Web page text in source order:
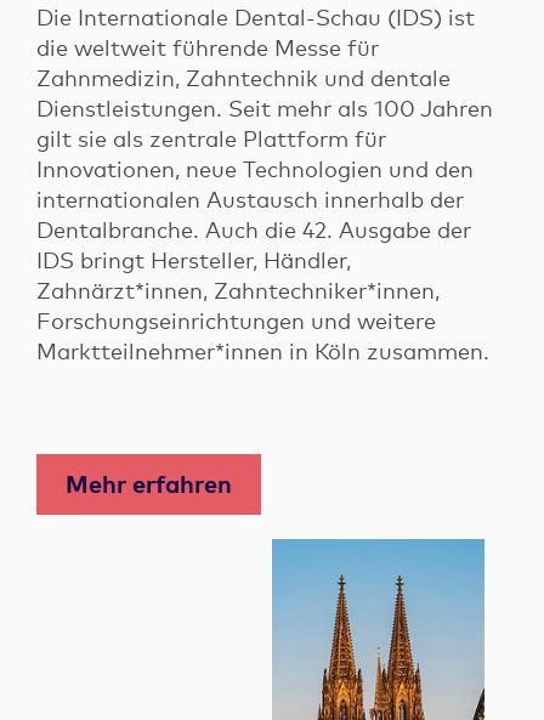
Die Internationale Dental-Schau (IDS) ist
die weltweit führende Messe für
Zahnmedizin, Zahntechnik und dentale
Dienstleistungen. Seit mehr als 100 Jahren
gilt sie als zentrale Plattform für
Innovationen, neue Technologien und den
internationalen Austausch innerhalb der
Dentalbranche. Auch die 42. Ausgabe der
IDS bringt Hersteller, Händler,
Zahnärzt*innen, Zahntechniker*innen,
Forschungseinrichtungen und weitere
Marktteilnehmer*innen in Köln zusammen.
Mehr erfahren